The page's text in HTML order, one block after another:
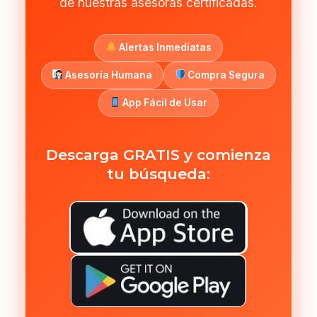
Alertas Inmediatas
Asesoría Humana Compra Segura
App Fácil de Usar
Descarga GRATIS y comienza
tu búsqueda: